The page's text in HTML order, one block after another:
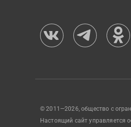
© 2011—2026, общество с
Настоящий сайт управляется